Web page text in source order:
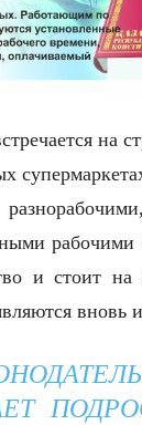
на
рабочими
и стоит на
вновь